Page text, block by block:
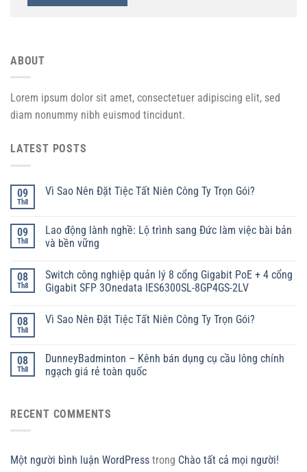
ABOUT
Lorem ipsum dolor sit amet, consectetuer adipiscing elit, sed
diam nonummy nibh euismod tincidunt.
LATEST POSTS
09
Th8
Vì Sao Nên Đặt Tiệc Tất Niên Công Ty Trọn Gói?
09
Th8
Lao động lành nghề: Lộ trình sang Đức làm việc bài bản
và bền vững
08
Th8
Switch công nghiệp quản lý 8 cổng Gigabit PoE + 4 cổng
Gigabit SFP 3Onedata IES6300SL-8GP4GS-2LV
08
Th8
Vì Sao Nên Đặt Tiệc Tất Niên Công Ty Trọn Gói?
08
Th8
DunneyBadminton – Kênh bán dụng cụ cầu lông chính
ngạch giá rẻ toàn quốc
RECENT COMMENTS
Một người bình luận WordPress trong Chào tất cả mọi người!